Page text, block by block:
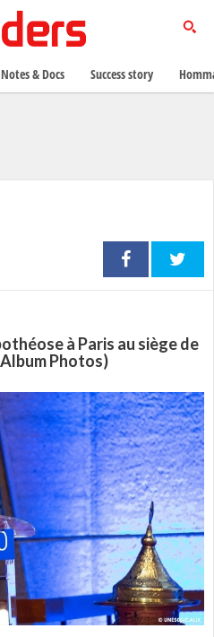
à Paris au siège de
Photos)
Notes & Docs Success story